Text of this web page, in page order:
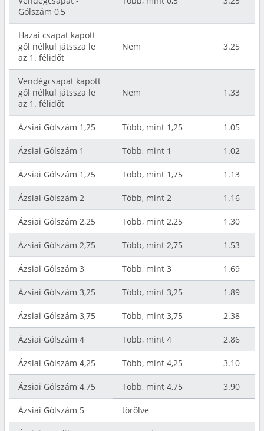
Gólszám 0,5
Hazai csapat kapott
gól nélkül játssza le
az 1. félidőt
Nem 3.25
Vendégcsapat kapott
gól nélkül játssza le
az 1. félidőt
Nem 1.33
Ázsiai Gólszám 1,25 Több, mint 1,25 1.05
Ázsiai Gólszám 1 Több, mint 1 1.02
Ázsiai Gólszám 1,75 Több, mint 1,75 1.13
Ázsiai Gólszám 2 Több, mint 2 1.16
Ázsiai Gólszám 2,25 Több, mint 2,25 1.30
Ázsiai Gólszám 2,75 Több, mint 2,75 1.53
Ázsiai Gólszám 3 Több, mint 3 1.69
Ázsiai Gólszám 3,25 Több, mint 3,25 1.89
Ázsiai Gólszám 3,75 Több, mint 3,75 2.38
Ázsiai Gólszám 4 Több, mint 4 2.86
Ázsiai Gólszám 4,25 Több, mint 4,25 3.10
Ázsiai Gólszám 4,75 Több, mint 4,75 3.90
Ázsiai Gólszám 5 törölve